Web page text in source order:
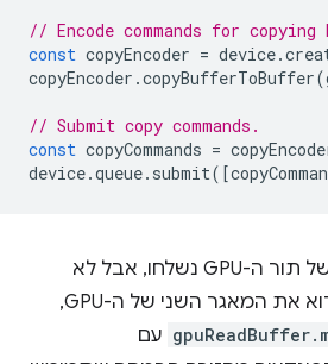
// Encode commands for
const copyEncoder = device.
copyEncoder .copyBufferToBuffer(
// Submit copy commands.
const copyCommands =
device.queue. submit([
בשלב הזה, הפקודות של תור ה-GPU נשלחו, אבל לא
בהכרח בוצעו. כדי לקרוא את המאגר השני של ה-GPU,
עם